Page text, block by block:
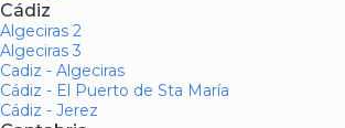
Cádiz
Algeciras 2
Algeciras 3
Cadiz - Algeciras
Cádiz - El Puerto de Sta María
Cádiz - Jerez